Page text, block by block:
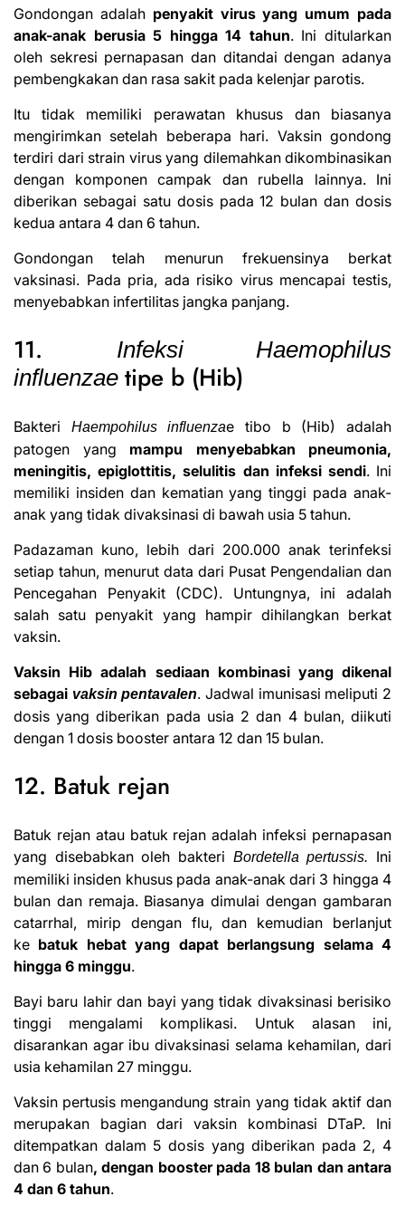
Gondongan adalah penyakit virus yang umum pada
anak-anak berusia 5 hingga 14 tahun. Ini ditularkan
oleh sekresi pernapasan dan ditandai dengan adanya
pembengkakan dan rasa sakit pada kelenjar parotis.
Itu tidak memiliki perawatan khusus dan biasanya
mengirimkan setelah beberapa hari. Vaksin gondong
terdiri dari strain virus yang dilemahkan dikombinasikan
dengan komponen campak dan rubella lainnya. Ini
diberikan sebagai satu dosis pada 12 bulan dan dosis
kedua antara 4 dan 6 tahun.
Gondongan telah menurun frekuensinya berkat
vaksinasi. Pada pria, ada risiko virus mencapai testis,
menyebabkan infertilitas jangka panjang.
11.
Infeksi Haemophilus
influenzae tipe b (Hib)
Bakteri Haempohilus influenzae tibo b (Hib) adalah
patogen yang mampu menyebabkan pneumonia,
meningitis, epiglottitis, selulitis dan infeksi sendi. Ini
memiliki insiden dan kematian yang tinggi pada anak-
anak yang tidak divaksinasi di bawah usia 5 tahun.
Padazaman kuno, lebih dari 200.000 anak terinfeksi
setiap tahun, menurut data dari Pusat Pengendalian dan
Pencegahan Penyakit (CDC). Untungnya, ini adalah
salah satu penyakit yang hampir dihilangkan berkat
vaksin.
Vaksin Hib adalah sediaan kombinasi yang dikenal
sebagai vaksin pentavalen. Jadwal imunisasi meliputi 2
dosis yang diberikan pada usia 2 dan 4 bulan, diikuti
dengan 1 dosis booster antara 12 dan 15 bulan.
12. Batuk rejan
Batuk rejan atau batuk rejan adalah infeksi pernapasan
yang disebabkan oleh bakteri Bordetella pertussis. Ini
memiliki insiden khusus pada anak-anak dari 3 hingga 4
bulan dan remaja. Biasanya dimulai dengan gambaran
catarrhal, mirip dengan flu, dan kemudian berlanjut
ke batuk hebat yang dapat berlangsung selama 4
hingga 6 minggu.
Bayi baru lahir dan bayi yang tidak divaksinasi berisiko
tinggi mengalami komplikasi. Untuk alasan ini,
disarankan agar ibu divaksinasi selama kehamilan, dari
usia kehamilan 27 minggu.
Vaksin pertusis mengandung strain yang tidak aktif dan
merupakan bagian dari vaksin kombinasi DTaP. Ini
ditempatkan dalam 5 dosis yang diberikan pada 2, 4
dan 6 bulan, dengan booster pada 18 bulan dan antara
4 dan 6 tahun.